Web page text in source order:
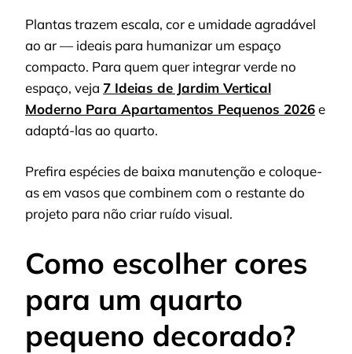
Plantas trazem escala, cor e umidade agradável
ao ar — ideais para humanizar um espaço
compacto. Para quem quer integrar verde no
espaço, veja 7 Ideias de Jardim Vertical
Moderno Para Apartamentos Pequenos 2026e
adaptá-las ao quarto.
Prefira espécies de baixa manutenção e coloque-
as em vasos que combinem com o restante do
projeto para não criar ruído visual.
Como escolher cores
para um quarto
pequeno decorado?